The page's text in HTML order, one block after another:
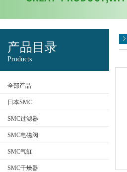
产品目录
Products
全部产品
日本SMC
SMC过滤器
SMC电磁阀
SMC气缸
SMC干燥器